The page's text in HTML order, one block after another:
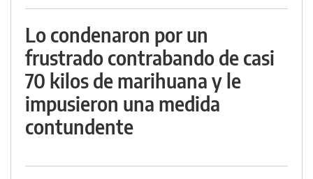
Lo condenaron por un
frustrado contrabando de casi
70 kilos de marihuana y le
impusieron una medida
contundente